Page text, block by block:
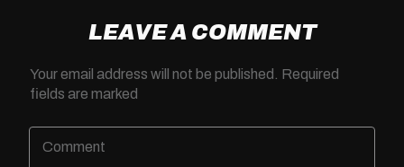
LEAVE A COMMENT
Your email address will not be published.
Required
fields are marked